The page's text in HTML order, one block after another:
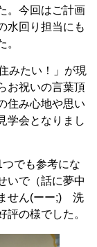
。今回はご計画
水回り担当にも
。
みたい！」が現
お祝いの言葉頂
住み心地や思い
学会となりまし
でも参考にな
いで（話に夢中
せん(ーー;) 洗
の様でした。